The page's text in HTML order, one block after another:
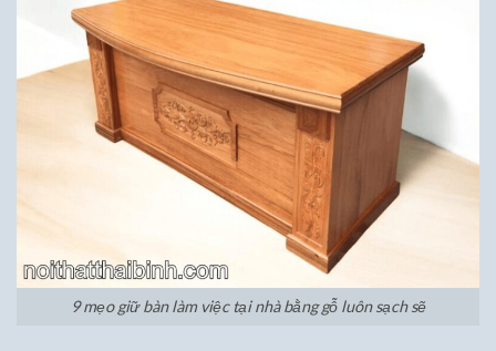
9 mẹo giữ bàn làm việc tại nhà bằng gỗ luôn sạch sẽ